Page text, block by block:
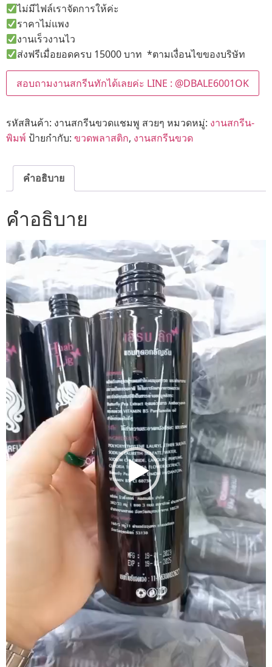
ไม่มีไฟล์เราจัดการให้ค่ะ
ราคาไม่แพง
งานเร็วงานไว
ส่งฟรีเมื่อยอดครบ 15000 บาท *ตามเงื่อนไขของบริษัท
สอบถามงานสกรีนทักได้เลยค่ะ LINE : @DBALE6001OK
รหัสสินค้า: งานสกรีนขวดแชมพู สวยๆ หมวดหมู่: งานสกรีน-
พิมพ์ ป้ายกำกับ: ขวดพลาสติก, งานสกรีนขวด
คำอธิบาย
คำอธิบาย
ตัว
เล่น
ไฟล์
วิดีโอ